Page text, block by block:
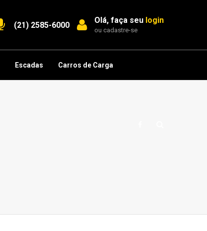
(21) 2585-6000
Olá, faça seu login
ou cadastre-se
Escadas Carros de Carga